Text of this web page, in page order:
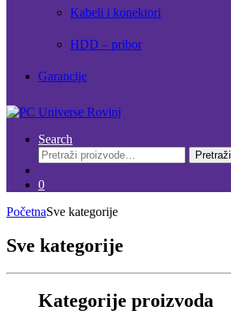
Kabeli i konektori
HDD – pribor
Garancije
Search
Pretraži:
Pretraži
0
PočetnaSve kategorije
Sve kategorije
Kategorije proizvoda